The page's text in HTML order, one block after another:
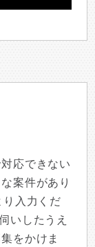
応できない
案件があり
り入力くだ
いしたうえ
をかけま